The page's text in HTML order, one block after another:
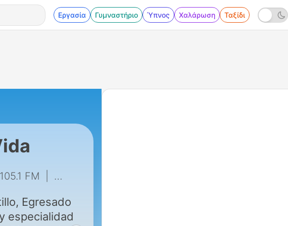
Εργασία Γυμναστήριο Ύπνος Χαλάρωση Ταξίδι
FM 91 - Salud y Vida: Muévete hoy, Vive mañana. |
Egresado
especialidad